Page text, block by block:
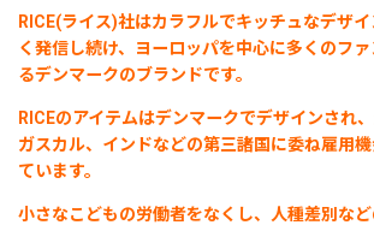
RICE(ライス)社はカラフルでキッチュなデザ
く発信し続け、ヨーロッパを中心に多くのフ
るデンマークのブランドです。
RICEのアイテムはデンマークでデザインされ
ガスカル、インドなどの第三諸国に委ね雇用
ています。
小さなこどもの労働者をなくし、人種差別な